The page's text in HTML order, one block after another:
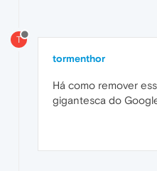
T
tormenthor
Há como remover
gigantesca do